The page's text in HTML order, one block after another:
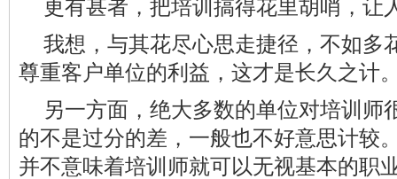
更有甚者，把培训搞得花里胡哨，让
我想，与其花尽心思走捷径，不如多
尊重客户单位的利益，这才是长久之计
另一方面，绝大多数的单位对培训师
的不是过分的差，一般也不好意思计较
并不意味着培训师就可以无视基本的职